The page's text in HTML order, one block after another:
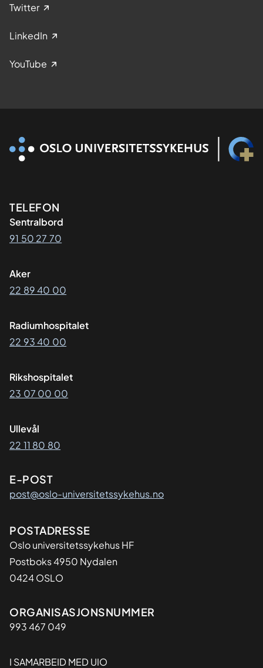
Twitter
LinkedIn
YouTube
Kontaktinformasjon
TELEFON
Sentralbord
91 50 27 70
Aker
22 89 40 00
Radiumhospitalet
22 93 40 00
Rikshospitalet
23 07 00 00
Ullevål
22 11 80 80
E-POST
post@oslo-universitetssykehus.no
Adresse
POSTADRESSE
Oslo universitetssykehus HF
Postboks 4950 Nydalen
0424 OSLO
Organisasjon
ORGANISASJONSNUMMER
993 467 049
I SAMARBEID MED UIO